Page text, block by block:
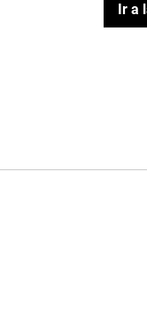
Ir a